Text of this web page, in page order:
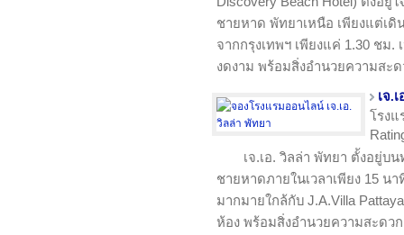
ชายหาด พัทยาเหนือ เพียงแต่เ
จากกรุงเทพฯ เพียงแค่ 1.30 ชม
งดงาม พร้อมสิ่งอำนวยความสะ
เจ.
โรง
เจ.เอ. วิลล่า พัทยา ตั้งอยู่บ
ชายหาดภายในเวลาเพียง 15 น
มากมายใกล้กับ J.A.Villa
ห้อง พร้อมสิ่งอำนวยความสะดว